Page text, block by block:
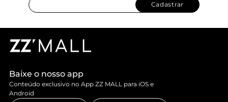
Cadastrar
Baixe o nosso app
Conteúdo exclusivo no App ZZ MALL para iOS e
Android